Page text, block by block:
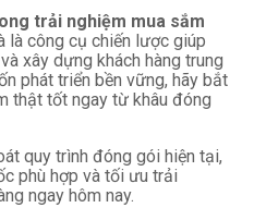
trải nghiệm mua sắm
là công cụ chiến lược giúp
xây dựng khách hàng trung
phát triển bền vững, hãy bắt
thật tốt ngay từ khâu đóng
quy trình đóng gói hiện tại,
phù hợp và tối ưu trải
ngay hôm nay.